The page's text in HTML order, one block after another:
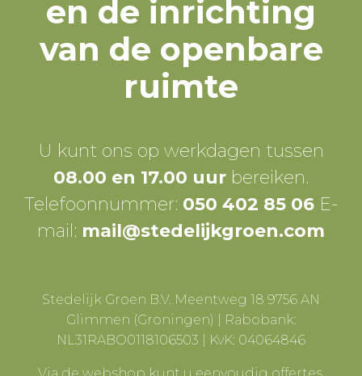
en de inrichting
van de openbare
ruimte
U kunt ons op werkdagen tussen
08.00 en 17.00 uur bereiken.
Telefoonnummer: 050 402 85 06 E-
mail: mail@stedelijkgroen.com
Stedelijk Groen B.V. Meentweg 18 9756 AN
Glimmen (Groningen) | Rabobank:
NL31RABO0118106503 | KvK: 04064846